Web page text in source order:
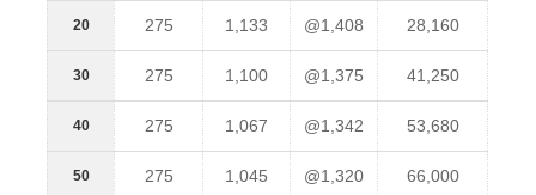
20 275 1,133 @1,408 28,160
30 275 1,100 @1,375 41,250
40 275 1,067 @1,342 53,680
50 275 1,045 @1,320 66,000